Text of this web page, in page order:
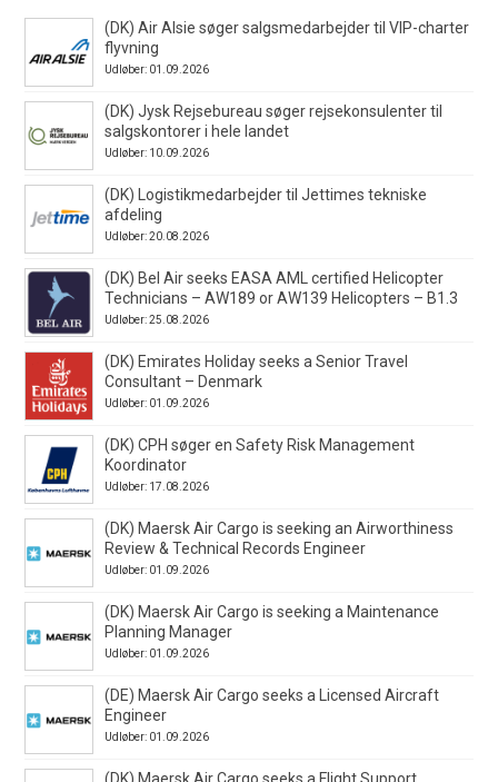
(DK) Air Alsie søger salgsmedarbejder til VIP-charter
flyvning
Udløber: 01.09.2026
(DK) Jysk Rejsebureau søger rejsekonsulenter til
salgskontorer i hele landet
Udløber: 10.09.2026
(DK) Logistikmedarbejder til Jettimes tekniske
afdeling
Udløber: 20.08.2026
(DK) Bel Air seeks EASA AML certified Helicopter
Technicians – AW189 or AW139 Helicopters – B1.3
Udløber: 25.08.2026
(DK) Emirates Holiday seeks a Senior Travel
Consultant – Denmark
Udløber: 01.09.2026
(DK) CPH søger en Safety Risk Management
Koordinator
Udløber: 17.08.2026
(DK) Maersk Air Cargo is seeking an Airworthiness
Review & Technical Records Engineer
Udløber: 01.09.2026
(DK) Maersk Air Cargo is seeking a Maintenance
Planning Manager
Udløber: 01.09.2026
(DE) Maersk Air Cargo seeks a Licensed Aircraft
Engineer
Udløber: 01.09.2026